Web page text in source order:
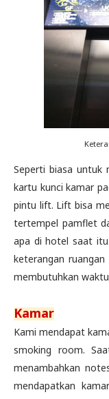
Seperti biasa untuk
kartu kunci kamar
pintu lift. Lift bisa
tertempel pamflet
apa di hotel saat
keterangan
membutuhkan
Kamar
Kami mendapat
smoking room.
menambahkan
mendapatkan